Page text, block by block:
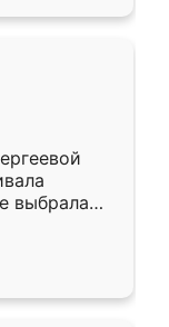
выбрала
потом
объяснил
с